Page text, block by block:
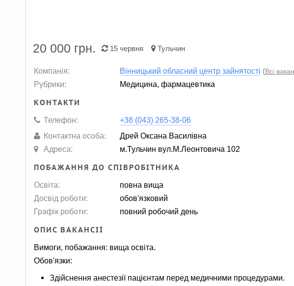
20 000 грн. 15 червня Тульчин
Компанія: Вінницький обласний центр зайнятості (Всі
Рубрики:
Медицина, фармацевтика
КОНТАКТИ
Телефон:
+38 (043) 265-38-06
Контактна особа:
Дрей Оксана Василівна
Адреса:
м.Тульчин вул.М.Леонтовича 102
ПОБАЖАННЯ ДО СПІВРОБІТНИКА
Освіта:
повна вища
Досвід роботи:
обов'язковий
Графік роботи:
повний робочий день
ОПИС ВАКАНСІЇ
Вимоги, побажання: вища освіта.
Обов'язки:
Здійснення анестезії пацієнтам перед медичними процедурами.